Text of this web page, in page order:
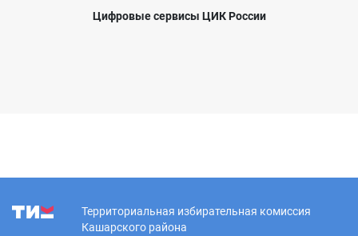
Цифровые сервисы ЦИК России
Территориальная избирательная комиссия
Кашарского района